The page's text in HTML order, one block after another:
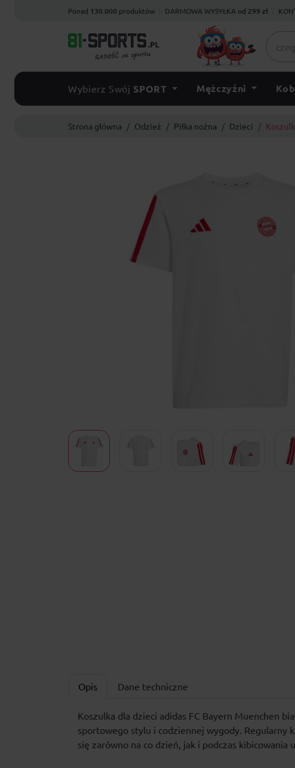
Ponad 130.000 produktów DARMOWA WYSYŁKA od 299 zł
Wybierz Swój SPORT Mężczyźni
Strona główna Odzież Piłka nożna Dzieci
Opis Dane techniczne
Koszulka dla dzieci adidas FC Bayern Muenchen
sportowego stylu i codziennej wygody. Regularny
się zarówno na co dzień, jak i podczas